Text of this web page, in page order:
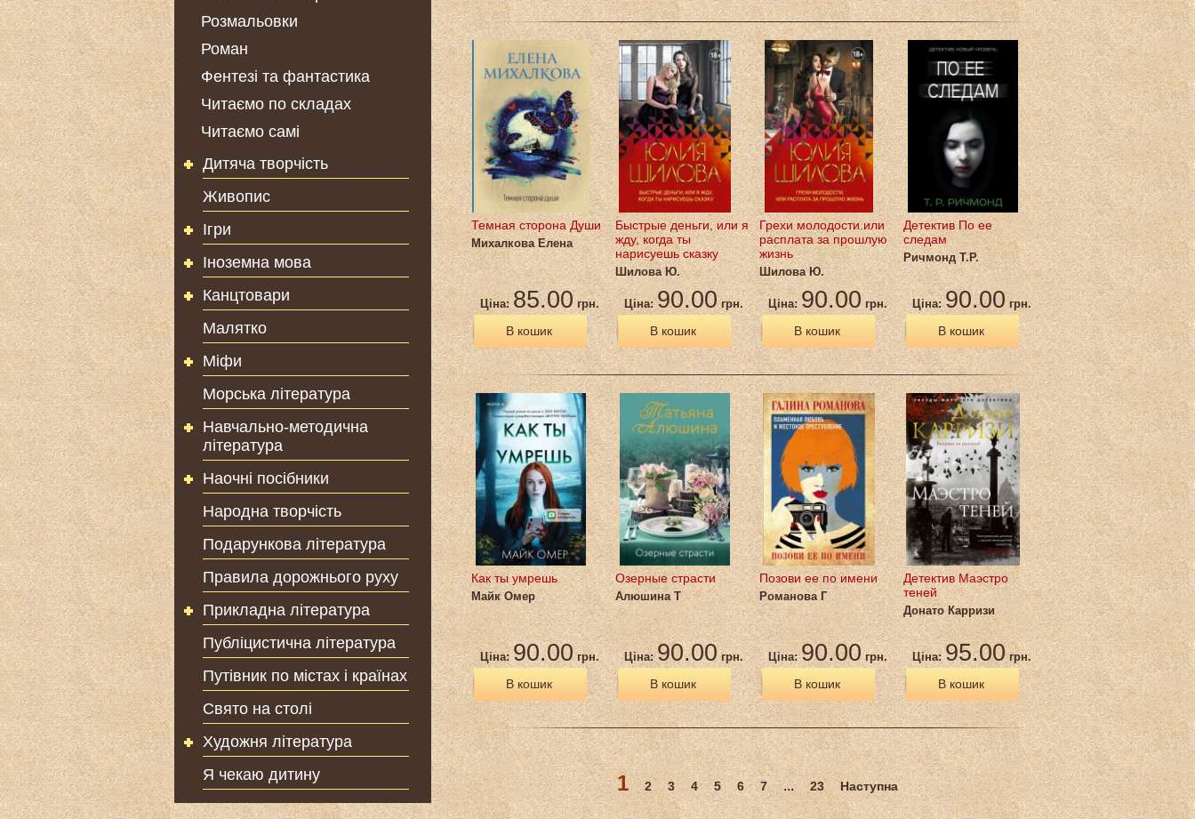
Розмальовки
Роман
Фентезі та фантастика
Читаємо по складах
Читаємо самі
Дитяча творчість
Живопис
Ігри
Іноземна мова
Канцтовари
Малятко
Міфи
Морська література
Навчально-методична
література
Наочні посібники
Народна творчість
Подарункова література
Правила дорожнього руху
Прикладна література
Публіцистична література
Путівник по містах і країнах
Свято на столі
Художня література
Я чекаю дитину
Темная сторона Души
Михалкова Елена
Ціна:85.00 грн.
В кошик
Быстрые деньги, или я
жду, когда ты
нарисуешь сказку
Шилова Ю.
Ціна:90.00 грн.
В кошик
Грехи молодости.или
расплата за прошлую
жизнь
Шилова Ю.
Ціна: 90.00 грн.
В кошик
Детектив По ее
следам
Ричмонд Т.Р.
Ціна:90.00 грн.
В кошик
Как ты умрешь
Майк Омер
Ціна: 90.00 грн.
В кошик
Озерные страсти
Алюшина Т
Ціна:90.00 грн.
В кошик
Позови ее по имени
Романова Г
Ціна:90.00 грн.
В кошик
Детектив Маэстро
теней
Донато Карризи
Ціна:95.00 грн.
В кошик
1 2 3 4 5 6 7 ... 23 Наступна